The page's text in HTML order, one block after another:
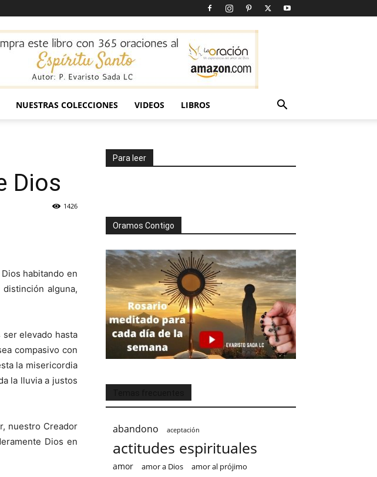
NUESTRAS COLECCIONES VIDEOS LIBROS
Dios
1426
habitando en
alguna,
elevado hasta
compasivo con
la misericordia
la lluvia a justos
nuestro Creador
Dios en
Para leer
Oramos Contigo
abandono aceptación
actitudes espirituales
amor amor a Dios amor al prójimo